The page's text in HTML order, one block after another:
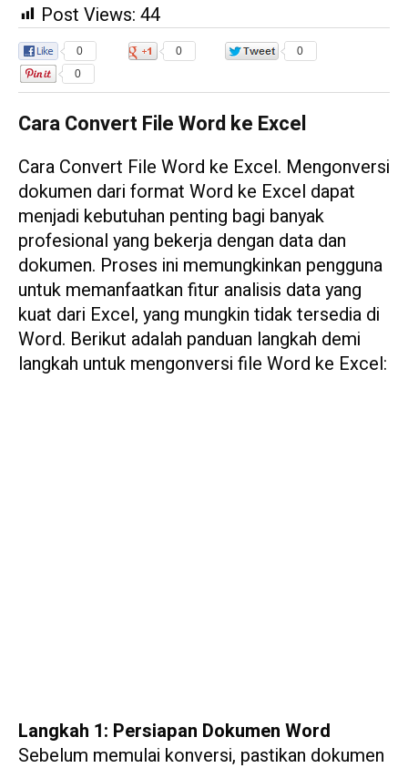
Post Views: 44
0 0
0
0
Cara Convert File Word ke Excel
Cara Convert File Word ke Excel. Mengonversi
dokumen dari format Word ke Excel dapat
menjadi kebutuhan penting bagi banyak
profesional yang bekerja dengan data dan
dokumen. Proses ini memungkinkan pengguna
untuk memanfaatkan fitur analisis data yang
kuat dari Excel, yang mungkin tidak tersedia di
Word. Berikut adalah panduan langkah demi
langkah untuk mengonversi file Word ke Excel:
Langkah 1: Persiapan Dokumen Word
Sebelum memulai konversi, pastikan dokumen